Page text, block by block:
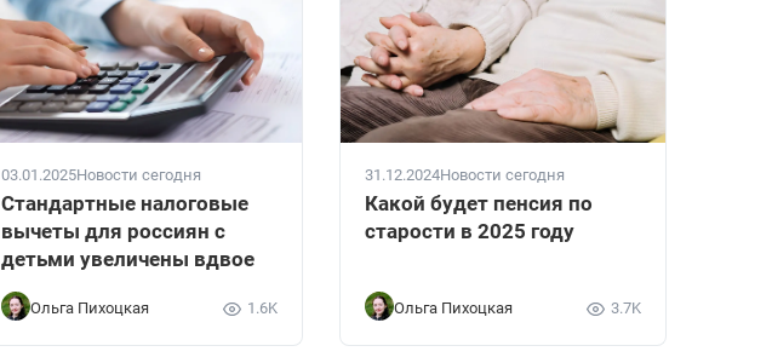
03.01.2025Новости сегодня
Стандартные налоговые
вычеты для россиян с
детьми увеличены вдвое
Ольга Пихоцкая 1.6K
31.12.2024Новости сегодня
Какой будет пенсия по
старости в 2025 году
Ольга Пихоцкая 3.7K